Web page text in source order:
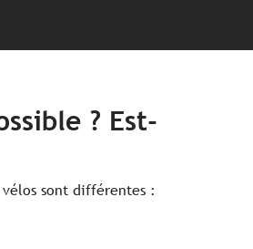
? Est-
vélos sont différentes :